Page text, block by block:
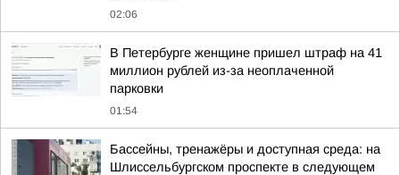
02:06
В Петербурге женщине пришел штраф на 41
миллион рублей из-за неоплаченной
парковки
01:54
Бассейны, тренажёры и доступная среда: на
Шлиссельбургском проспекте в следующем